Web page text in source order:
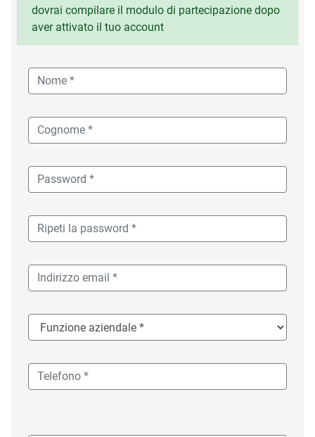
dovrai compilare il modulo di partecipazione dopo
aver attivato il tuo account